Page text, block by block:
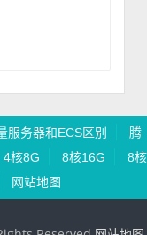
服务器和ECS区别
腾
4核8G 8核16G
8核
网站地图